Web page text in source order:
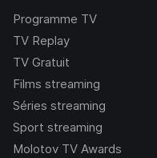
Programme TV
TV Replay
TV Gratuit
Films streaming
Séries streaming
Sport streaming
Molotov TV Awards